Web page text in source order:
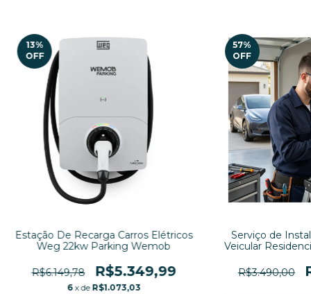
13%
OFF
Estação De Recarga Carros Elétricos
Weg 22kw Parking Wemob
R$6.149,78 R$5.349,99
6 x de R$1.073,03
57%
OFF
Serviço de
Veicular
R$3.490,00